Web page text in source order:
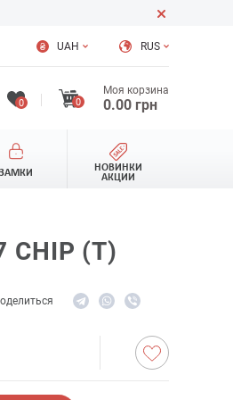
UAH RUS
0 0
Моя корзина
0.00 грн
ЗАМКИ
НОВИНКИ
АКЦИИ
CHIP (T)